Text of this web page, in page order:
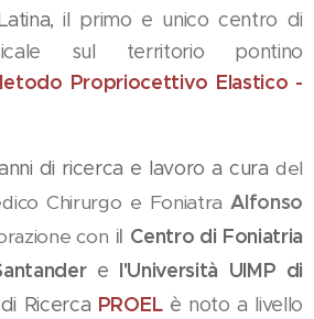
il primo e unico centro di
sul territorio pontino
Propriocettivo Elastico -
di ricerca e lavoro a cura del
Chirurgo e FoniatraAlfonso
con il Centro di Foniatria
e l'Università UIMP di
Ricerca PROELè noto a livello